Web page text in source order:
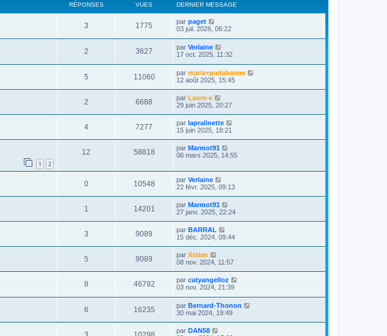
RÉPONSES VUES DERNIER MESSAGE
3 1775 par paget
03 juil. 2026, 06:22
2 3627 par Verlaine
17 oct. 2025, 11:32
5 11060 par maria+parlabanne
12 août 2025, 15:45
2 6688 par Laure-e
29 juin 2025, 20:27
4 7277 par lapralinette
15 juin 2025, 18:21
1 2
12 58818 par Marmot91
06 mars 2025, 14:55
0 10548 par Verlaine
22 févr. 2025, 09:13
1 14201 par Marmot91
27 janv. 2025, 22:24
3 9089 par BARRAL
15 déc. 2024, 09:44
5 9089 par Xstian
08 nov. 2024, 11:57
8 46792 par catyangelloz
03 nov. 2024, 21:39
6 16235 par Bernard-Thonon
30 mai 2024, 19:49
par DAN58